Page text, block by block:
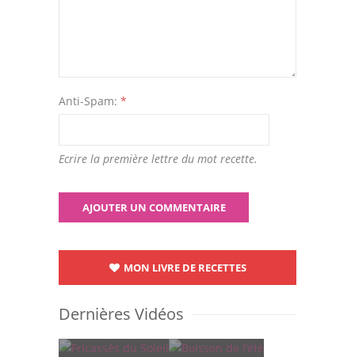
Anti-Spam: *
Ecrire la première lettre du mot recette.
MON LIVRE DE RECETTES
Dernières Vidéos